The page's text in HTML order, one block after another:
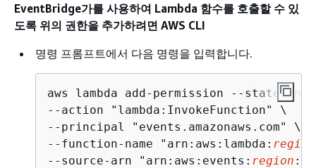
EventBridge가를 사용하여 Lambda 함수를 호출할 수 있
도록 위의 권한을 추가하려면 AWS CLI
명령 프롬프트에서 다음 명령을 입력합니다.
aws lambda add-permission --
--action "lambda:InvokeFunction" \
--principal "events.amazonaws.com" \
--function-name "arn:aws:lambda: region
--source-arn "arn:aws:events: region :